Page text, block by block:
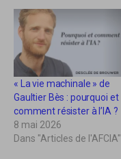
e
z
p
o
u
r
p
a
r
t
a
e
r
s
u
e
o
u
a
r
t
a
e
u
« La vie machinale » de
Gaultier Bès : pourquoi et
comment résister à l’IA ?
8 mai 2026
Dans "Articles de l'AFCIA"